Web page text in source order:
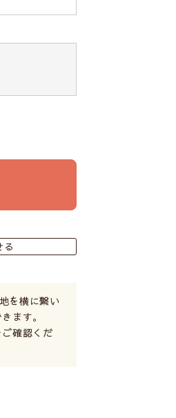
る
を横に繋い
ます。
ご確認くだ